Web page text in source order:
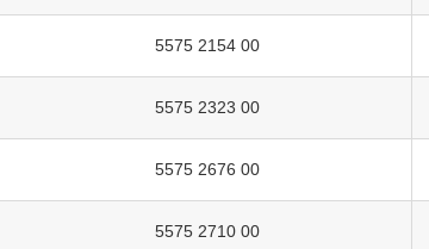
5575 2154 00
5575 2323 00
5575 2676 00
5575 2710 00